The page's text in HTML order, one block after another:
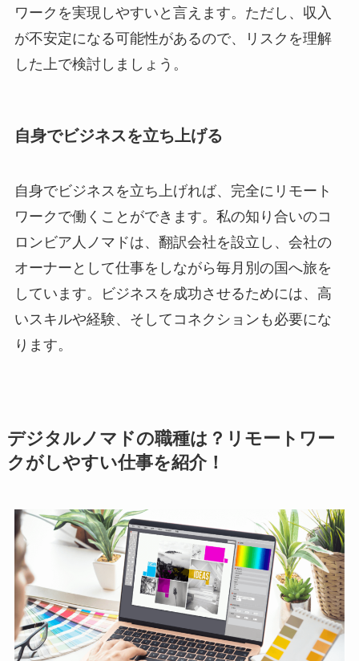
ワークを実現しやすいと言えます。ただし、収入
が不安定になる可能性があるので、リスクを理解
した上で検討しましょう。
自身でビジネスを立ち上げる
自身でビジネスを立ち上げれば、完全にリモート
ワークで働くことができます。私の知り合いのコ
ロンビア人ノマドは、翻訳会社を設立し、会社の
オーナーとして仕事をしながら毎月別の国へ旅を
しています。ビジネスを成功させるためには、高
いスキルや経験、そしてコネクションも必要にな
ります。
デジタルノマドの職種は？リモートワー
クがしやすい仕事を紹介！